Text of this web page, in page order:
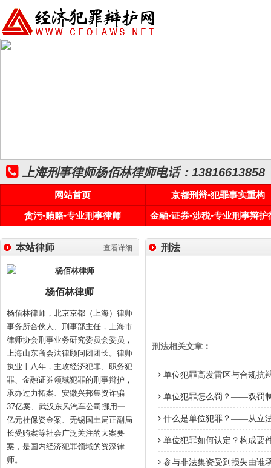
上海刑事律师杨佰林律师电话：13816613858
网站首页
京都刑辩•犯罪事实重构
贪污•贿赂•专业刑事律师
金融•证券•涉税•专业刑事辩护
查看详细
本站律师
杨佰林律师
杨佰林律师，北京京都（上海）律师
事务所合伙人、刑事部主任，上海市
律师协会刑事业务研究委员会委员，
上海山东商会法律顾问团团长。律师
执业十八年，主攻经济犯罪、职务犯
罪、金融证券领域犯罪的刑事辩护，
承办过力拓案、安徽兴邦集资诈骗
37亿案、武汉东风汽车公司挪用一
亿元社保资金案、无锡国土局正副局
长受贿案等社会广泛关注的大案要
案，是国内经济犯罪领域的资深律
师。
刑法
刑法相关文章：
单位犯罪高发雷区与合规抗
单位犯罪怎么罚？——双罚
什么是单位犯罪？——从立
单位犯罪如何认定？构成要
参与非法集资受到损失由谁